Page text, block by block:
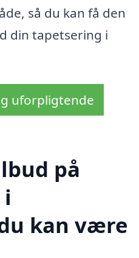
så du kan få den
din tapetsering i
uforpligtende
på
kan være